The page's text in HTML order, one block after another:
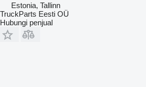
Estonia, Tallinn
TruckParts Eesti OÜ
Hubungi penjual